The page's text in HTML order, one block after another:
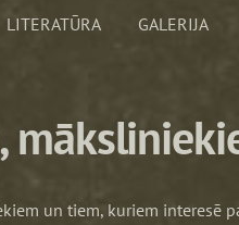
LITERATŪRA GALERIJA
un tiem, kuriem interesē